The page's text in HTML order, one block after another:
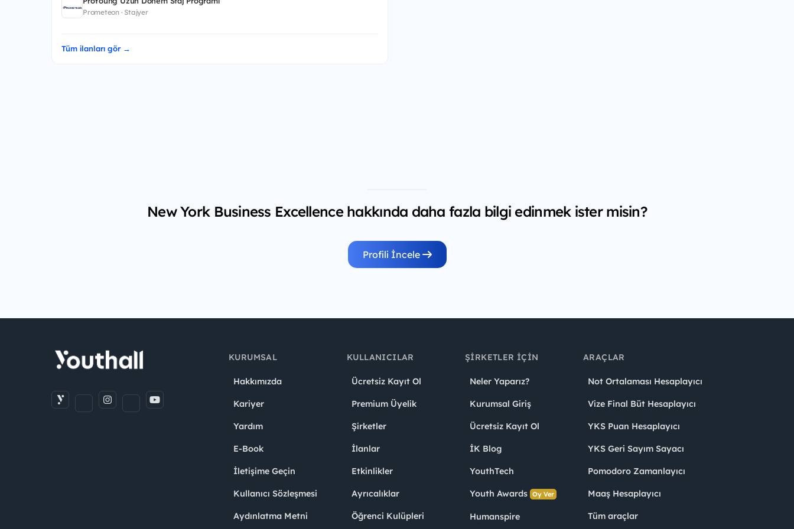
Prometeon · Stajyer
Tüm ilanları gör →
New York Business Excellence hakkında daha fazla bilgi edinmek ister misin?
Profili İncele
KURUMSAL
Hakkımızda
Kariyer
Yardım
E-Book
İletişime Geçin
Kullanıcı Sözleşmesi
Aydınlatma Metni
KULLANICILAR
Ücretsiz Kayıt Ol
Premium Üyelik
Şirketler
İlanlar
Etkinlikler
Ayrıcalıklar
Öğrenci Kulüpleri
ŞIRKETLER İÇIN
Neler Yaparız?
Kurumsal Giriş
Ücretsiz Kayıt Ol
İK Blog
YouthTech
Youth Awards Oy Ver
Humanspire
ARAÇLAR
Not Ortalaması Hesaplayıcı
Vize Final Büt Hesaplayıcı
YKS Puan Hesaplayıcı
YKS Geri Sayım Sayacı
Pomodoro Zamanlayıcı
Maaş Hesaplayıcı
Tüm araçlar